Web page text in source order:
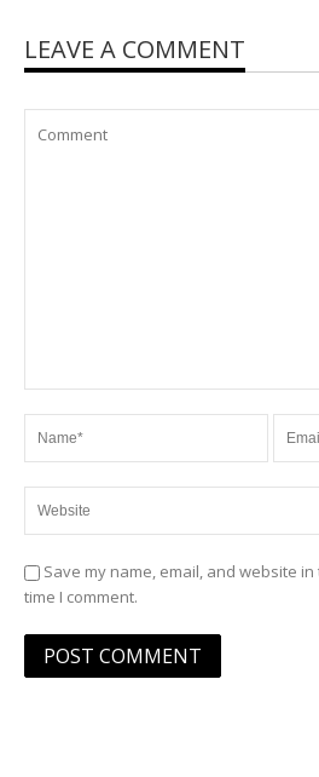
LEAVE A COMMENT
Save my name, email, and website
time I comment.